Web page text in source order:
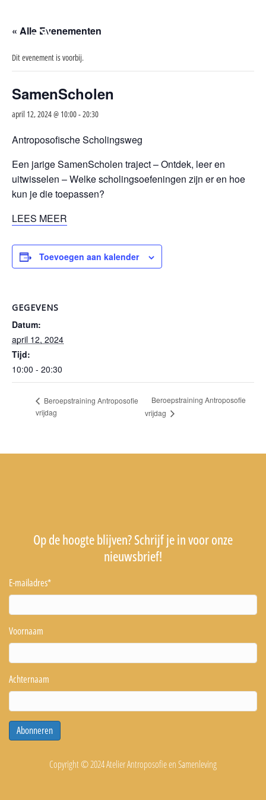
« Alle Evenementen
Dit evenement is voorbij.
SamenScholen
april 12, 2024 @ 10:00-20:30
Antroposofische Scholingsweg
Een jarige SamenScholen traject– Ontdek, leer en
uitwisselen –Welke scholingsoefeningen zijn er en hoe
kun je die toepassen?
LEES MEER
Toevoegen aan kalender
GEGEVENS
Datum:
april 12, 2024
Tijd:
10:00 - 20:30
Beroepstraining Antroposofie
vrijdag
Beroepstraining Antroposofie
vrijdag
Op de hoogte blijven? Schrijf je in voor onze
nieuwsbrief!
E-mailadres*
Voornaam
Achternaam
Abonneren
Copyright © 2024 Atelier Antroposofie en Samenleving